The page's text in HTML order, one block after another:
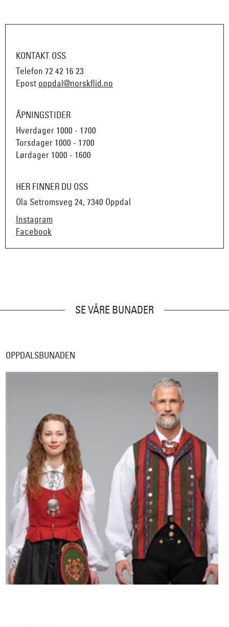
KONTAKT OSS
Telefon 72 42 16 23
Epost oppdal@norskflid.no
ÅPNINGSTIDER
Hverdager 1000 - 1700
Torsdager 1000 - 1700
Lørdager 1000 - 1600
HER FINNER DU OSS
Ola Setromsveg 24, 7340 Oppdal
Instagram
Facebook
SE VÅRE BUNADER
OPPDALSBUNADEN